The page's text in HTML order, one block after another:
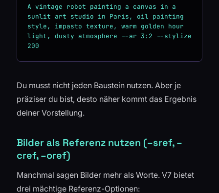
A vintage robot painting a canvas in a
sunlit art studio in Paris, oil painting
style, impasto texture, warm golden hour
light, dusty atmosphere --ar 3:2 --stylize
Du musst nicht jeden Baustein nutzen. Aber je
präziser du bist, desto näher kommt das Ergebnis
deiner Vorstellung.
Bilder als Referenz nutzen (–sref, –
cref, –oref)
Manchmal sagen Bilder mehr als Worte. V7 bietet
drei mächtige Referenz-Optionen: